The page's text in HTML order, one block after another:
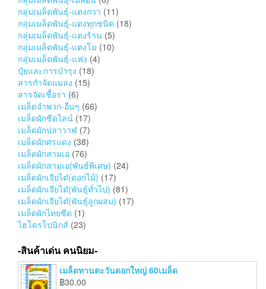
กลุ่มเมล็ดพันธุ์-แตงกวา (11)
กลุ่มเมล็ดพันธุ์-แตงทุกชนิด (18)
กลุ่มเมล็ดพันธุ์-แตงร้าน (5)
กลุ่มเมล็ดพันธุ์-แตงโม (10)
กลุ่มเมล็ดพันธุ์-แฟง (4)
ปุ๋ยและการบำรุง (18)
สารกำจัดแมลง (15)
สารจัดเชื้อรา (6)
เมล็ดจำพวก-อื่นๆ (66)
เมล็ดผักซีดไลน์ (17)
เมล็ดผักปลาวาฬ (7)
เมล็ดผักศรแดง (38)
เมล็ดผักสามเอ (76)
เมล็ดผักสามเอ(พันธ์พิเศษ) (24)
เมล็ดผักเจียไต๋(ดอกไม้) (17)
เมล็ดผักเจียไต๋(พันธุ์ทั่วไป) (81)
เมล็ดผักเจียไต๋(พันธุ์ลูกผสม) (17)
เมล็ดผักไทยซีด (1)
ไฮโดรโปนิกส์ (23)
-สินค้าเด่น คนนิยม-
เมล็ดทานตะวันดอกใหญ่ 60เมล็ด
฿30.00